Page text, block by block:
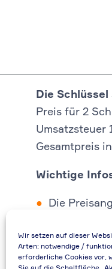
Wir setzen auf dieser
Arten: notwendige /
erforderliche Cookies vor,
Die
Preis für 2
Umsatzsteuer
Gesamtpreis
Wichtige
Die
Bei
Bei Angabe